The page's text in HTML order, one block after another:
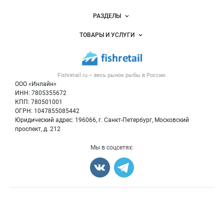
Fishretail.ru – весь рынок рыбы в России.
ООО «Инлайн»
ИНН: 7805355672
КПП: 780501001
ОГРН: 1047855085442
Юридический адрес: 196066, г. Санкт-Петербург, Московский
проспект, д. 212
Новости Fishretail.ru
Размещение рекламы
Публичная оферта
Контактная информация
Политика обработки персональных данных
РАЗДЕЛЫ
Объявления
Новости рынка
Блог
ТОВАРЫ И УСЛУГИ
Рыба
Икра
Мы в соцсетях: